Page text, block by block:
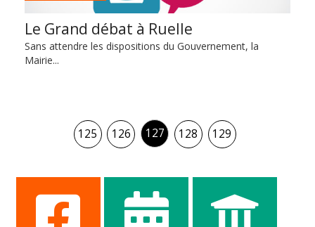
Le Grand débat à Ruelle
Sans attendre les dispositions du Gouvernement, la
Mairie...
125 126 127 128 129